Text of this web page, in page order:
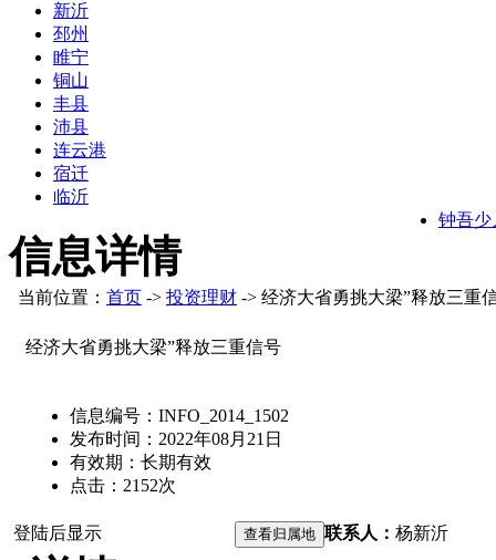
新沂
邳州
睢宁
铜山
丰县
沛县
连云港
宿迁
临沂
钟吾少
信息详情
当前位置： 首页 -> 投资理财 -> 经济大省勇挑大梁”释放三重
经济大省勇挑大梁”释放三重信号
信息编号： INFO_2014_1502
发布时间： 2022年08月21日
有效期： 长期有效
点击： 2152次
登陆后显示 联系人： 杨新沂